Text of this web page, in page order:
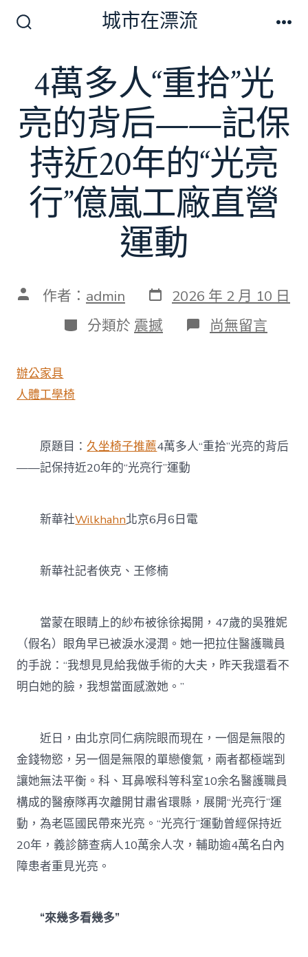
換
開
關
城市在漂流
4萬多人“重拾”光
亮的背后——記保
持近20年的“光亮
行”億嵐工廠直營
運動
文 作者： admin 發
表
日
期
2026 年 2 月 10 日
分
類
分類於 震撼 在
〈4
亮
的
亮
行”
億
嵐
工
動〉
中
尚無留言
辦公家具
人體工學椅
原題目：久坐椅子推薦4萬多人“重拾”光亮的背后
——記保持近20年的“光亮行”運動
新華社Wilkhahn北京6月6日電
新華社記者俠克、王修楠
當蒙在眼睛上的紗布被徐徐揭開，47歲的吳雅妮
（假名）眼角早已被淚水浸潤。她一把拉住醫護職員
的手說：“我想見見給我做手術的大夫，昨天我還看不
明白她的臉，我想當面感激她。”
近日，由北京同仁病院眼而現在，一個是無限的
金錢物慾，另一個是無限的單戀傻氣，兩者都極端到
讓她無法平衡。科、耳鼻喉科等科室10余名醫護職員
構成的醫療隊再次離開甘肅省環縣，展開“光亮行”運
動，為老區國民帶來光亮。“光亮行”運動曾經保持近
20年，義診篩查病人10萬余人次，輔助逾4萬名白內
障患者重見光亮。
“來幾多看幾多”